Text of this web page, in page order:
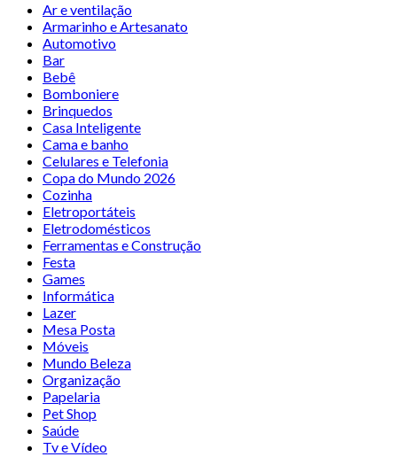
Ar e ventilação
Armarinho e Artesanato
Automotivo
Bar
Bebê
Bomboniere
Brinquedos
Casa Inteligente
Cama e banho
Celulares e Telefonia
Copa do Mundo 2026
Cozinha
Eletroportáteis
Eletrodomésticos
Ferramentas e Construção
Festa
Games
Informática
Lazer
Mesa Posta
Móveis
Mundo Beleza
Organização
Papelaria
Pet Shop
Saúde
Tv e Vídeo